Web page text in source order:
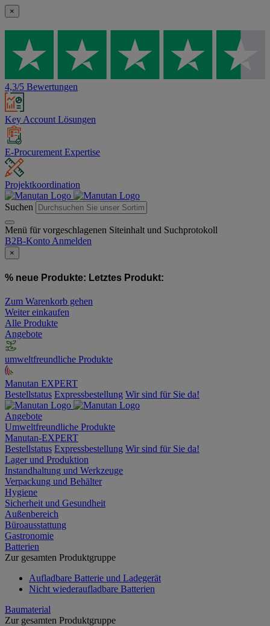
×
4,3/5 Bewertungen
Key Account Lösungen
E-Procurement Expertise
Projektkoordination
Suchen
Menü für vorgeschlagenen Siteinhalt und Suchprotokoll
B2B-Konto Anmelden
×
% neue Produkte: Letztes Produkt:
Zum Warenkorb gehen
Weiter einkaufen
Alle Produkte
Angebote
umweltfreundliche Produkte
Manutan EXPERT
Bestellstatus Expressbestellung Wir sind für Sie da!
Angebote
Umweltfreundliche Produkte
Manutan-EXPERT
Bestellstatus Expressbestellung Wir sind für Sie da!
Lager und Produktion
Instandhaltung und Werkzeuge
Verpackung und Behälter
Hygiene
Sicherheit und Gesundheit
Außenbereich
Büroausstattung
Gastronomie
Batterien
Zur gesamten Produktgruppe
Aufladbare Batterie und Ladegerät
Nicht wiederaufladbare Batterien
Baumaterial
Zur gesamten Produktgruppe